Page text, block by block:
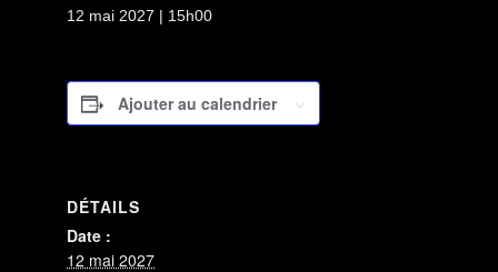
12 mai 2027 | 15h00
Ajouter au calendrier
DÉTAILS
Date :
12 mai 2027